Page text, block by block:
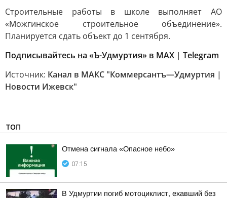
Строительные работы в школе выполняет АО
«Можгинское строительное объединение».
Планируется сдать объект до 1 сентября.
Подписывайтесь на «Ъ-Удмуртия» в MAX | Telegram
Источник: Канал в МАКС "Коммерсантъ—Удмуртия |
Новости Ижевск"
ТОП
Отмена сигнала «Опасное небо»
07:15
В Удмуртии погиб мотоциклист, ехавший без